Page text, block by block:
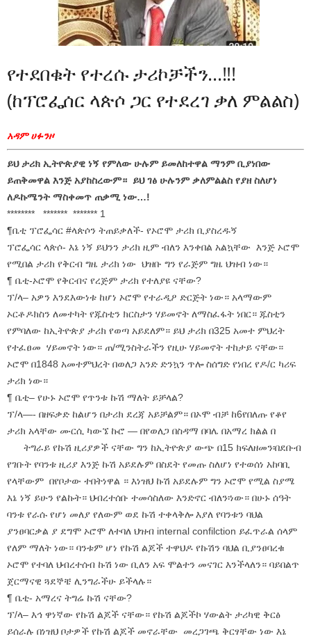
የተደበቁት የተረሱ ታሪኮቻችን…!!!
(ከፕሮፌሰር ላጵሶ ጋር የተደረገ ቃለ ምልልስ)
አዳም ሀፉንዞ
ይህ ታሪክ ኢትዮጵያዊ ነኝ የምለው ሁሉም ይመለከተዋል ማንም ቢያነበው
ይጠቅመዋል እንጅ አያከስረውም። ይህ ገፅ ሁሉንም ቃለምልልስ የያዘ ስለሆነ
ለዶኩሜንት ማስቀመጥ ጠቃሚ ነው…!
******** ******* ******* 1
¶ቤቲ ፕሮፌሳር #ላጵሶን ትጠይቃለች- የኦሮሞ ታሪክ ቢያስረዱኝ
ፕሮፌሳር ላጵሶ- እኔ ነኝ ይህንን ታሪክ ዚም ብለን እንቀበል አልኳቸው እንጅ ኦሮሞ
የሚበል ታሪክ የቅርብ ግዜ ታሪክ ነው ህዝቡ ግን የራጅም ግዜ ህዝብ ነው።
¶ ቤቲ-ኦሮሞ የቅርብና የረጅም ታሪክ የተለያዩ ናቸው?
ፕ/ላ– አዎን እንደእውነቱ ከሆነ ኦሮሞ የተራዲዖ ድርጅት ነው። አላማውም
ኦርቶዶክስን ለመተካት የጁስቲን ክርስታን ሃይመኖት ለማስፈፋት ነበር። ጁስቲን
የምባለው ከኢትዮጵያ ታሪክ የወጣ አይደለም። ይህ ታሪክ በ325 አመተ ምህረት
የተፈፀመ ሃይመኖት ነው። ጠ/ሚንስትራችን የዚሁ ሃይመኖት ተከታይ ናቸው።
ኦሮሞ በ1848 አመተምህረት በወለጋ አንድ ድንኳን ጥሎ ስሰግድ የነበረ የዶ/ር ካሪፍ
ታሪክ ነው።
¶ ቤቲ– የሁኑ ኦሮሞ የጥንቱ ኩሽ ማለት ይቻላል?
ፕ/ላ—- በዘፍቃድ ከልሆን በታሪክ ደረጃ አይቻልም። በኦሞ ብቻ ከ6የበለጡ የቆየ
ታሪክ አላቸው ሙርሲ ካውኜ ኩሮ — በየወለጋ በስዳማ በባሌ በአማረ ክልል በ
ትግራይ የኩሽ ዚሪያዎች ናቸው ግን ከኢትዮጵያ ውጭ በ15 ክፍለዘመን፡በደቡብ
የገቡት የባንቱ ዚሪያ እንጅ ኩሽ አይደሉም በስደት የመጡ ስለሆነ የተወሰነ አከባቢ
የላቸውም በየቦታው ተበትነዋል ። እነዝህ ኩሽ አይደሉም ግን ኦሮሞ የሚል ስያሜ
እኔ ነኝ ይሁን የልኩት። ህብረተሰቡ ተመሳስለው እንድኖር ብለን፡ነው። በሁኑ ሰዓት
ባንቱ የራሱ የሆነ መለያ የለውም ወደ ኩሽ ተቀላቅሎ እያለ የባንቱን ባህል
ያንፀባርቃል ያ ደግሞ ኦሮሞ ለተባለ ህዝብ internal confilction ይፈጥራል ሰላም
የለም ማለት ነው። ባንቱም ሆነ የኩሽ ልጆች ተዋህዶ የኩሽን ባህል ቢያንፀባረቁ
ኦሮሞ የተባለ ህብረተሰብ ኩሽ ነው ቢለን አፍ ሞልተን መናገር እንችላለን። ባይበልጥ
ጀርማናዊ ጓደኞቼ ሊንግራችሁ ይችላሉ።
¶ ቤቲ- አማረና ትግሬ ኩሽ ናቸው?
ፕ/ላ– እኅ ዋነኛው የኩሽ ልጆች ናቸው። የኩሽ ልጆችኮ ሃውልት ታሪካዊ ቅርፅ
ይሰራሉ በነዝህ ቦታዎች የኩሽ ልጆች መኖራቸው መረጋገጫ ቅርፃቸው ነው እኔ